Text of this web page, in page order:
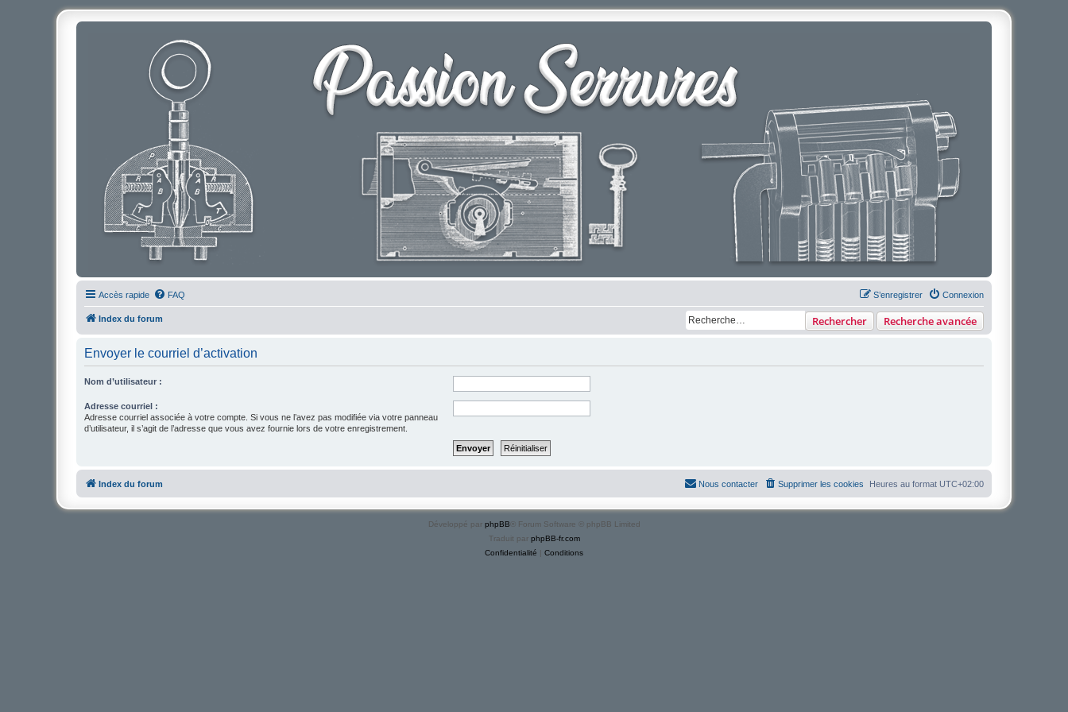
Accès rapide FAQ Connexion
S’enregistrer
Index du forum Rechercher Recherche avancée
Envoyer le courriel d’activation
Nom d’utilisateur :
Adresse courriel :
Adresse courriel associée à votre compte. Si vous ne l’avez pas modifiée via votre panneau
d’utilisateur, il s’agit de l’adresse que vous avez fournie lors de votre enregistrement.
Index du forum Heures au format UTC+02:00
Supprimer les cookies
Nous contacter
Développé par phpBB ® Forum Software © phpBB Limited
Traduit par phpBB-fr.com
Confidentialité | Conditions